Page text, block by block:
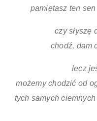
pamiętasz ten
czy słyszę
chodź, dam
lecz
możemy chodzić od
tych samych